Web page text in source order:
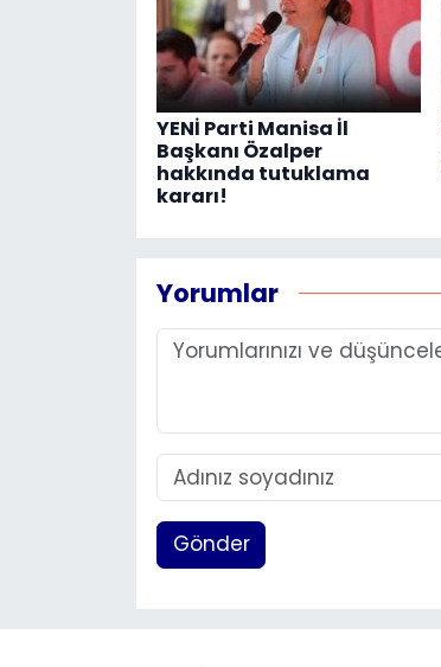
YENİ Parti Manisa İl
Başkanı Özalper
hakkında tutuklama
kararı!
Yorumlar
Gönder